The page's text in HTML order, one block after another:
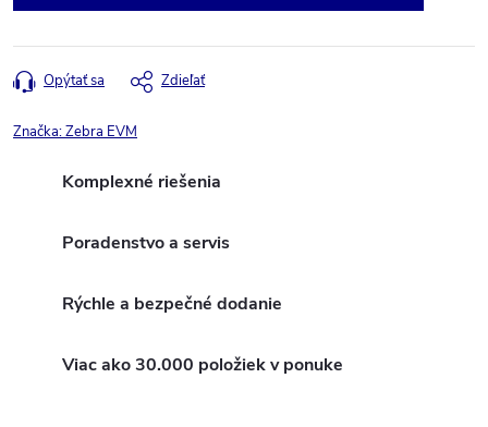
Opýtať sa Zdieľať
Značka:Zebra EVM
Komplexné riešenia
Poradenstvo a servis
Rýchle a bezpečné dodanie
Viac ako 30.000 položiek v ponuke